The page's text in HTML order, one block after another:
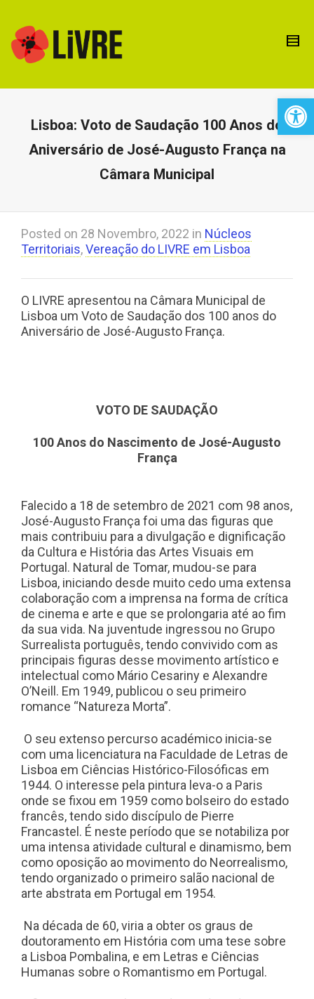
Lisboa: Voto de Saudação 100 Anos do
Aniversário de José-Augusto França na
Câmara Municipal
Posted on 28 Novembro, 2022 in Núcleos
Territoriais,Vereação do LIVRE em Lisboa
O LIVRE apresentou na Câmara Municipal de
Lisboa um Voto de Saudação dos 100 anos do
Aniversário de José-Augusto França.
VOTO DE SAUDAÇÃO
100 Anos do Nascimento de José-Augusto
França
Falecido a 18 de setembro de 2021 com 98 anos,
José-Augusto França foi uma das figuras que
mais contribuiu para a divulgação e dignificação
da Cultura e História das Artes Visuais em
Portugal. Natural de Tomar, mudou-se para
Lisboa, iniciando desde muito cedo uma extensa
colaboração com a imprensa na forma de crítica
de cinema e arte e que se prolongaria até ao fim
da sua vida. Na juventude ingressou no Grupo
Surrealista português, tendo convivido com as
principais figuras desse movimento artístico e
intelectual como Mário Cesariny e Alexandre
O’Neill. Em 1949, publicou o seu primeiro
romance “Natureza Morta”.
O seu extenso percurso académico inicia-se
com uma licenciatura na Faculdade de Letras de
Lisboa em Ciências Histórico-Filosóficas em
1944. O interesse pela pintura leva-o a Paris
onde se fixou em 1959 como bolseiro do estado
francês, tendo sido discípulo de Pierre
Francastel . É neste período que se notabiliza por
uma intensa atividade cultural e dinamismo, bem
como oposição ao movimento do Neorrealismo,
tendo organizado o primeiro salão nacional de
arte abstrata em Portugal em 1954.
Na década de 60, viria a obter os graus de
doutoramento em História com uma tese sobre
a Lisboa Pombalina, e em Letras e Ciências
Humanas sobre o Romantismo em Portugal.